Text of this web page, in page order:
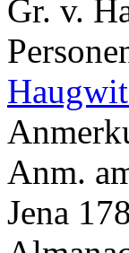
Gr. v.
Anm.
Jena